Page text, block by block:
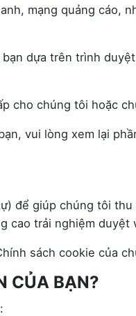
mạng quảng cáo,
dựa trên trình
cho chúng tôi hoặc
vui lòng xem lại
để giúp chúng tôi
cao trải nghiệm duyệt
sách cookie của
CỦA BẠN?